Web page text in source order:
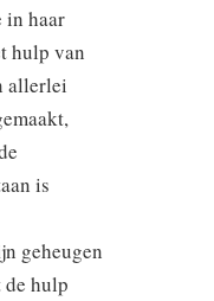
in haar
hulp van
allerlei
is
geheugen
de hulp